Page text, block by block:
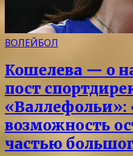
ВОЛЕЙБОЛ
Кошелева — о
пост
«Валлефольи»:
возможность
частью